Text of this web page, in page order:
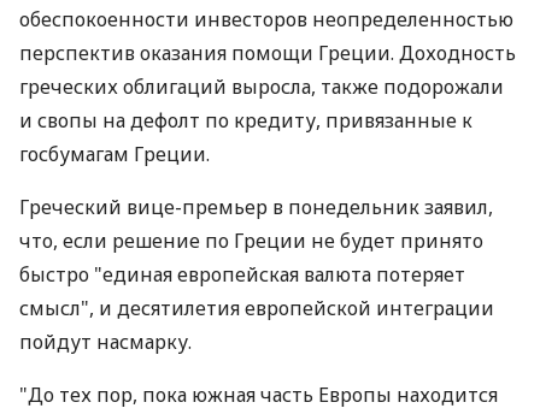
обеспокоенности инвесторов неопределенностью
перспектив оказания помощи Греции. Доходность
греческих облигаций выросла, также подорожали
и свопы на дефолт по кредиту, привязанные к
госбумагам Греции.
Греческий вице-премьер в понедельник заявил,
что, если решение по Греции не будет принято
быстро "единая европейская валюта потеряет
смысл", и десятилетия европейской интеграции
пойдут насмарку.
"До тех пор, пока южная часть Европы находится